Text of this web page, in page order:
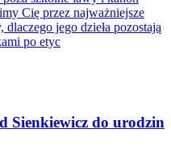
Cię przez najważniejsze
jego dzieła pozostają
po etyc
Sienkiewicz do urodzin